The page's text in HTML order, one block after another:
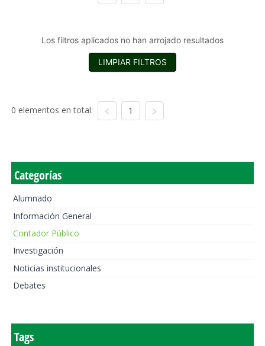
Los filtros aplicados no han arrojado resultados
LIMPIAR FILTROS
0 elementos en total: 1
Categorías
Alumnado
Información General
Contador Público
Investigación
Noticias institucionales
Debates
Tags